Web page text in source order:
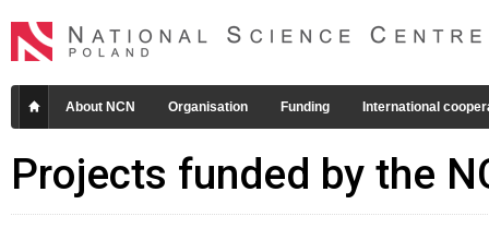
About NCN Organisation Funding International
Projects funded by the